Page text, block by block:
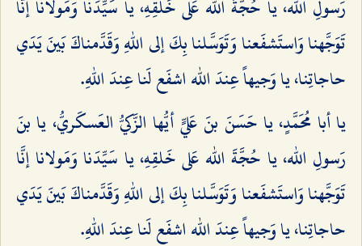
رَسولِ الله، يا حُجَّةَ الله عَلى خَلقِهِ، يا سَيِّدَنا وَمَولانا إنَّا
تَوَجَّهنا وَاستَشفَعنا وَتَوَسَّلنا بِكَ إلى اللهِ وَقَدَّمناكَ بَينَ يَدَي
حاجاتِنا، يا وَجيهاً عِندَ الله اشفَع لَنا عِندَ اللهِ.
يا أبا مُحَمَّدٍ، يا حَسَنَ بنَ عَليٍّ أيُّها الزَّكيُّ العَسكَريُّ، يا بنَ
رَسولِ الله، يا حُجَّةَ الله عَلى خَلقِهِ، يا سَيِّدَنا وَمَولانا إنَّا
تَوَجَّهنا وَاستَشفَعنا وَتَوَسَّلنا بِكَ إلى اللهِ وَقَدَّمناكَ بَينَ يَدَي
حاجاتِنا، يا وَجيهاً عِندَ الله اشفَع لَنا عِندَ اللهِ.